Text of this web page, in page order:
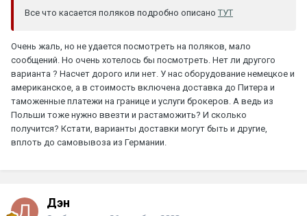
Все что касается поляков подробно описано ТУТ
Очень жаль, но не удается посмотреть на поляков, мало
сообщений. Но очень хотелось бы посмотреть. Нет ли другого
варианта ? Насчет дорого или нет. У нас оборудование немецкое и
американское, а в стоимость включена доставка до Питера и
таможенные платежи на границе и услуги брокеров. А ведь из
Польши тоже нужно ввезти и растаможить? И сколько
получится? Кстати, варианты доставки могут быть и другие,
вплоть до самовывоза из Германии.
Дэн